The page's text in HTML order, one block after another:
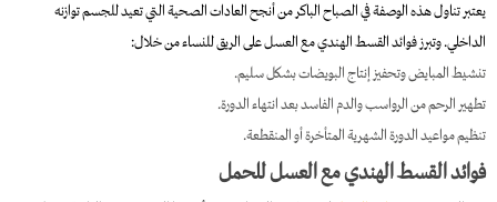
يعتبر تناول هذه الوصفة في الصباح الباكر من أنجح العادات الصحية التي تعيد للجسم توازنه
الداخلي. وتبرز فوائد القسط الهندي مع العسل على الريق للنساء من خلال:
تنشيط المبايض وتحفيز إنتاج البويضات بشكل سليم.
تطهير الرحم من الرواسب والدم الفاسد بعد انتهاء الدورة.
تنظيم مواعيد الدورة الشهرية المتأخرة أو المنقطعة.
فوائد القسط الهندي مع العسل للحمل